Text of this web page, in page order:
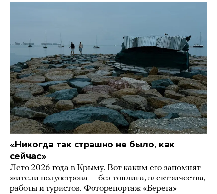
«Никогда так страшно не было, как
сейчас»
Лето 2026 года в Крыму. Вот каким его запомнят
жители полуострова — без топлива, электричества,
работы и туристов. Фоторепортаж «Берега»